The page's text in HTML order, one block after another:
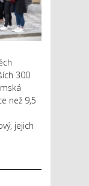
300
než 9,5
jejich